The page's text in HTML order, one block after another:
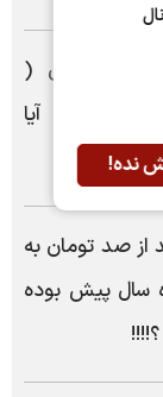
نده!
نه جایزه آیا
از صد تومان به
سال پیش بوده